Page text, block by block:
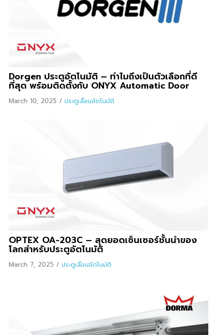
Dorgen ประตูอัตโนมัติ – ทำไมถึงเป็นตัวเลือกที่ดี
ที่สุด พร้อมติดตั้งกับ ONYX Automatic Door
March 10, 2025 / ประตูเลื่อนอัตโนมัติ
OPTEX OA-203C – สุดยอดเซ็นเซอร์ชั้นนำของ
โลกสำหรับประตูอัตโนมัติ
March 7, 2025 / ประตูเลื่อนอัตโนมัติ